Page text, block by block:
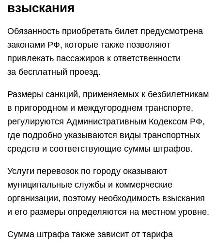
взыскания
Обязанность приобретать билет предусмотрена
законами РФ, которые также позволяют
привлекать пассажиров к ответственности
за бесплатный проезд.
Размеры санкций, применяемых к безбилетникам
в пригородном и междугороднем транспорте,
регулируются Административным Кодексом РФ,
где подробно указываются виды транспортных
средств и соответствующие суммы штрафов.
Услуги перевозок по городу оказывают
муниципальные службы и коммерческие
организации, поэтому необходимость взыскания
и его размеры определяются на местном уровне.
Сумма штрафа также зависит от тарифа